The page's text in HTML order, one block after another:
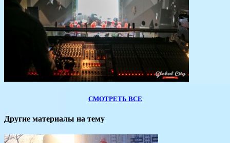
СМОТРЕТЬ ВСЕ
Другие материалы на тему